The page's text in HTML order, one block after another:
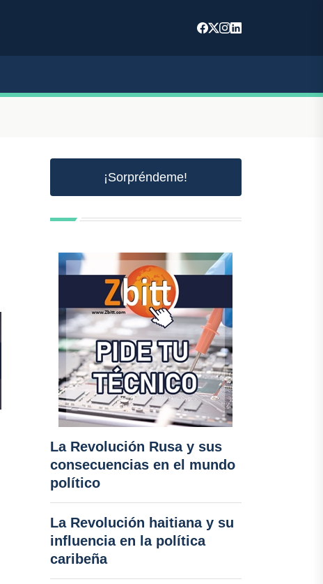
¡Sorpréndeme!
La Revolución Rusa y sus
consecuencias en el mundo
político
La Revolución haitiana y su
influencia en la política
caribeña